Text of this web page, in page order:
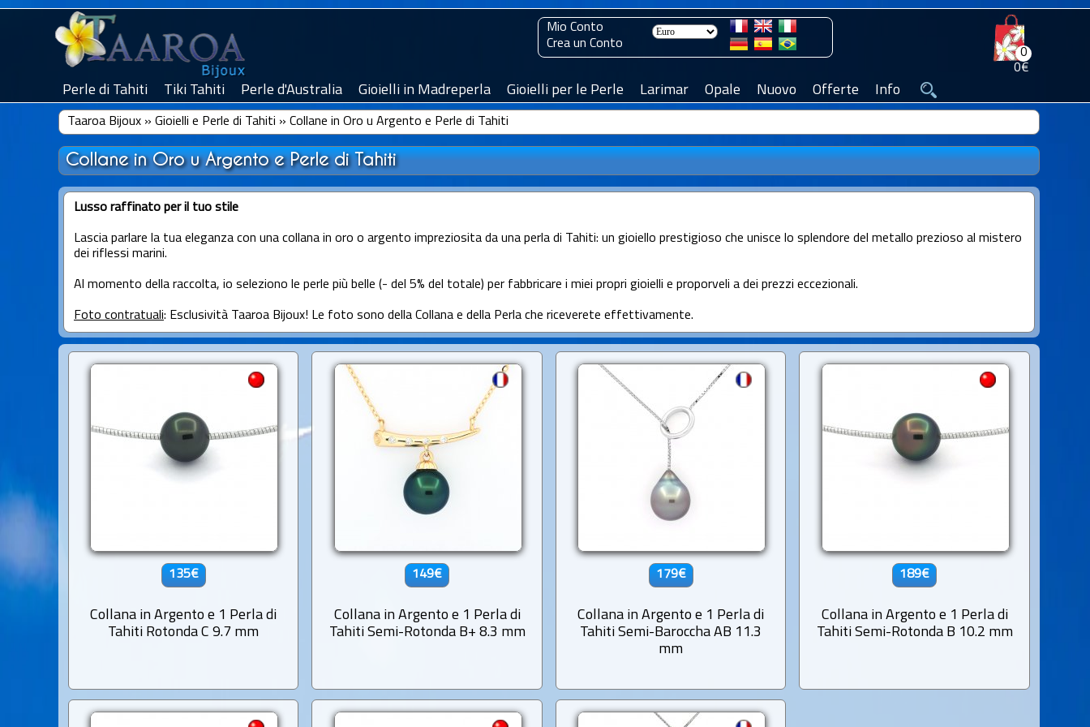
0
0€
Mio Conto
Crea un Conto
Perle di Tahiti Tiki Tahiti Perle d'Australia Gioielli in Madreperla Gioielli per le Perle Larimar Opale Nuovo Offerte Info
Taaroa Bijoux» Gioielli e Perle di Tahiti » Collane in Oro u Argento e Perle di Tahiti
Collane in Oro u Argento e Perle di Tahiti
Lusso raffinato per il tuo stile
Lascia parlare la tua eleganza con una collana in oro o argento impreziosita da una perla di Tahiti: un gioiello prestigioso che unisce lo splendore del metallo prezioso al mistero
dei riflessi marini.
Al momento della raccolta, io seleziono le perle più belle (- del 5% del totale) per fabbricare i miei propri gioielli e proporveli a dei prezzi eccezionali.
Foto contratuali: Esclusività Taaroa Bijoux! Le foto sono della Collana e della Perla che riceverete effettivamente.
135€
Collana in Argento e 1 Perla di
Tahiti Rotonda C 9.7 mm
149€
Collana in Argento e 1 Perla di
Tahiti Semi-Rotonda B+ 8.3 mm
179€
Collana in Argento e 1 Perla di
Tahiti Semi-Baroccha AB 11.3
mm
189€
Collana in Argento e 1 Perla di
Tahiti Semi-Rotonda B 10.2 mm